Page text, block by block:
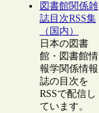
図書館関係雑
誌目次RSS集
（国内）
日本の図書
館・図書館情
報学関係情報
誌の目次を
RSSで配信し
ています。